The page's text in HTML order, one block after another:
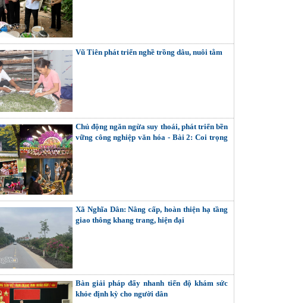
Vũ Tiên phát triển nghề trồng dâu, nuôi tằm
Chủ động ngăn ngừa suy thoái, phát triển bền
vững công nghiệp văn hóa - Bài 2: Coi trọng
Xã Nghĩa Dân: Nâng cấp, hoàn thiện hạ tầng
giao thông khang trang, hiện đại
Bàn giải pháp đẩy nhanh tiến độ khám sức
khỏe định kỳ cho người dân